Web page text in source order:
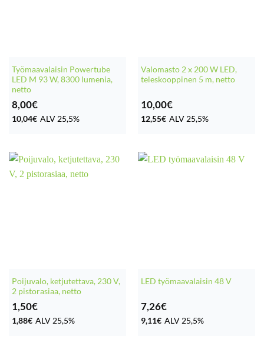
Työmaavalaisin Powertube
LED M 93 W, 8300 lumenia,
netto
8,00€
10,04€ ALV 25,5%
Valomasto 2 x 200 W LED,
teleskooppinen 5 m, netto
10,00€
12,55€ ALV 25,5%
Poijuvalo, ketjutettava, 230 V,
2 pistorasiaa, netto
1,50€
1,88€ ALV 25,5%
LED työmaavalaisin 48 V
7,26€
9,11€ ALV 25,5%